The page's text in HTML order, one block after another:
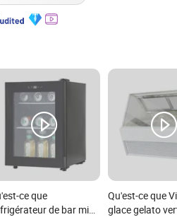
ce que
de bar mini
Qu'est-ce que
glace gelato